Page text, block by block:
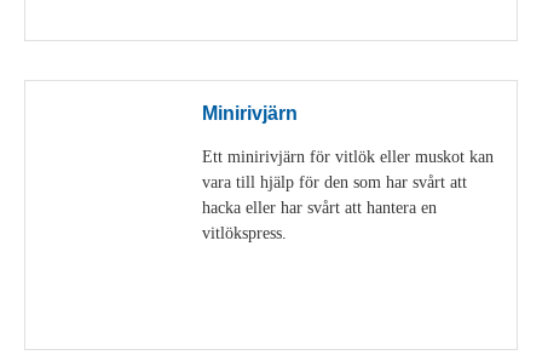
Minirivjärn
Ett minirivjärn för vitlök eller muskot kan
vara till hjälp för den som har svårt att
hacka eller har svårt att hantera en
vitlökspress.